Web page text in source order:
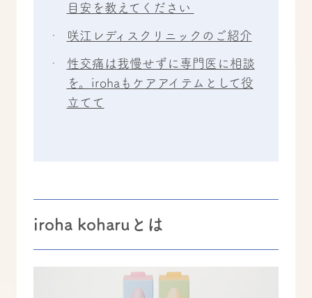
目安を教えてください
咲江レディスクリニックのご紹介
性交痛は我慢せずに専門医に相談
を。irohaもケアアイテムとして役
立てて
iroha koharuとは